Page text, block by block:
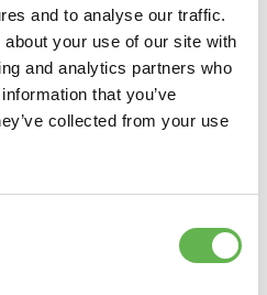
and to analyse our traffic.
your use of our site with
and analytics partners who
that you’ve
collected from your use
Città, Provincia)